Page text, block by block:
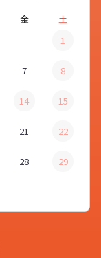
金
土
1
7 8
14 15
21 22
28 29